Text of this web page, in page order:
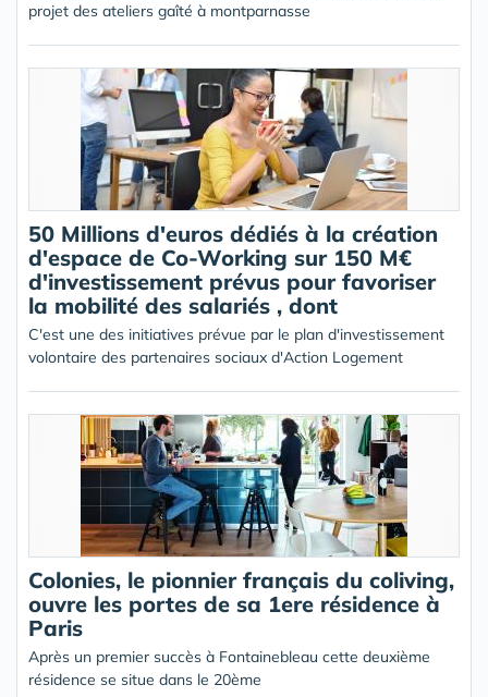
projet des ateliers gaîté à montparnasse
50 Millions d'euros dédiés à la création
d'espace de Co-Working sur 150 M€
d'investissement prévus pour favoriser
la mobilité des salariés , dont
C'est une des initiatives prévue par le plan d'investissement
volontaire des partenaires sociaux d'Action Logement
Colonies, le pionnier français du coliving,
ouvre les portes de sa 1ere résidence à
Paris
Après un premier succès à Fontainebleau cette deuxième
résidence se situe dans le 20ème